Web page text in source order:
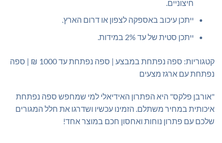
חיצוניים.
ייתכן עיכוב באספקה לצפון או דרום הארץ.
ייתכן סטית של עד 2% במידות.
קטגוריות: ספה נפתחת במבצע | ספה נפתחת עד 1000 ₪ | ספה
נפתחת עם ארגז מצעים
"אורבן פלקס" היא הפתרון האידיאלי למי שמחפש ספה נפתחת
איכותית במחיר משתלם. הזמינו עכשיו ושדרגו את חלל המגורים
שלכם עם פתרון נוחות ואחסון חכם במוצר אחד!